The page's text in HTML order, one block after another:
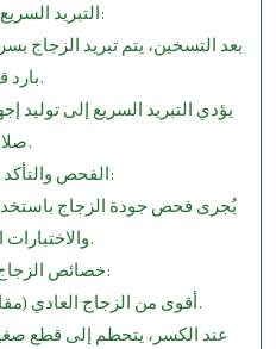
5.⁠ ⁠التبريد السريع (التقسية):
بعد التسخين، يتم تبريد الزجاج
بارد قوية.
يؤدي التبريد السريع إلى توليد
صلابة.
6.⁠ ⁠الفحص والتأكد من الجودة:
يُجرى فحص جودة الزجاج
والاختبارات الميكانيكية.
خصائص الزجاج السيكوريت:
✔️ أقوى من الزجاج العادي (مقاوم للصدمات والضغط).